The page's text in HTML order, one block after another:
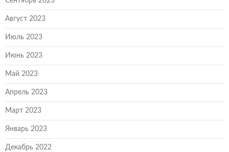
Август 2023
Июль 2023
Июнь 2023
Май 2023
Апрель 2023
Март 2023
Январь 2023
Декабрь 2022